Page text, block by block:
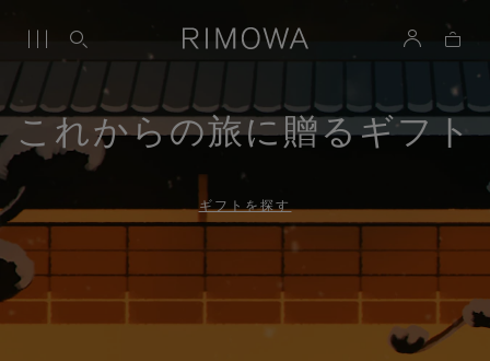
これからの旅に贈るギフト
ギフトを探す